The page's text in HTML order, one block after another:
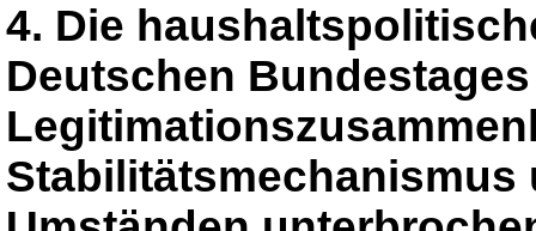
4. Die
Deutschen
Stabilitätsmechanismus